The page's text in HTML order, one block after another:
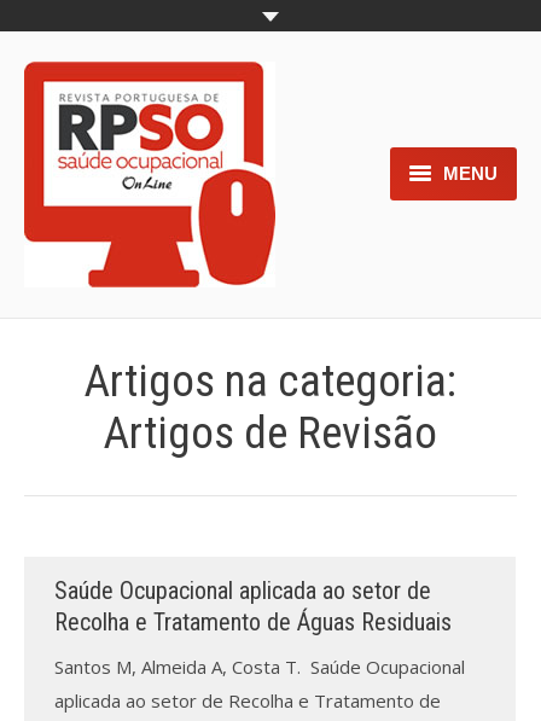
MENU
Home
Trabalhos aceites para submissão
Processo de submissão
Formação Profissional
Artigos na categoria:
Artigos de Revisão
Saúde Ocupacional aplicada ao setor de
Recolha e Tratamento de Águas Residuais
Santos M, Almeida A, Costa T. Saúde Ocupacional
aplicada ao setor de Recolha e Tratamento de